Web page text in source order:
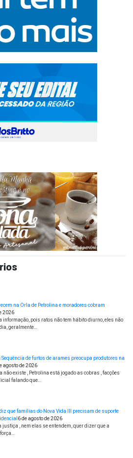
na Orla de Petrolina e moradores cobram
2026
informação, pois ratos não tem hábito diurno, eles não
geralmente…
Sequência de furtos de arames preocupa produtores na
agosto de 2026
não existe , Petrolina está jogado as cobras , facções
falando que…
que famílias do Nova Vida III precisam de suporte
6 de agosto de 2026
, nem elas se entendem, quer dizer que a